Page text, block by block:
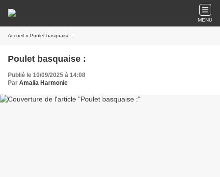
MENU
Accueil » Poulet basquaise :
Poulet basquaise :
Publié le 10/09/2025 à 14:08
Par Amalia Harmonie